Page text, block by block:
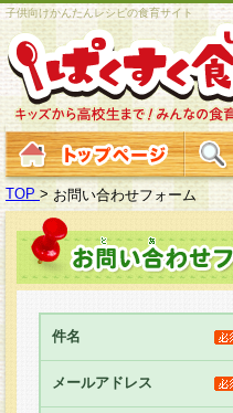
子供向けかんたんレシピの食育サイト
TOP > お問い合わせフォーム
件名
メールアドレス